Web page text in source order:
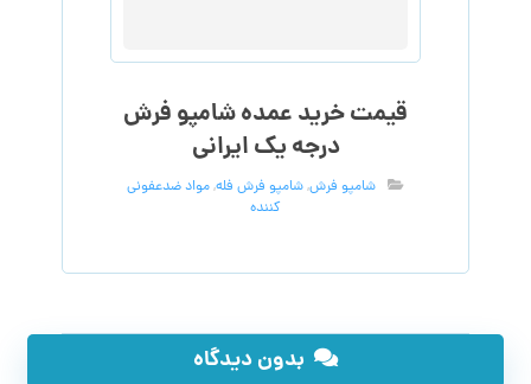
قیمت خرید عمده شامپو فرش
درجه یک ایرانی
شامپو فرش,شامپو فرش فله,مواد ضدعفونی
کننده
بدون دیدگاه